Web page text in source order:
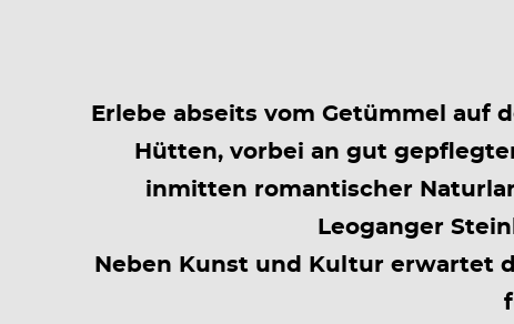
Erlebe abseits vom Getümmel auf
Hütten, vorbei an gut
inmitten romantischer
Leoganger
Neben Kunst und Kultur erwartet